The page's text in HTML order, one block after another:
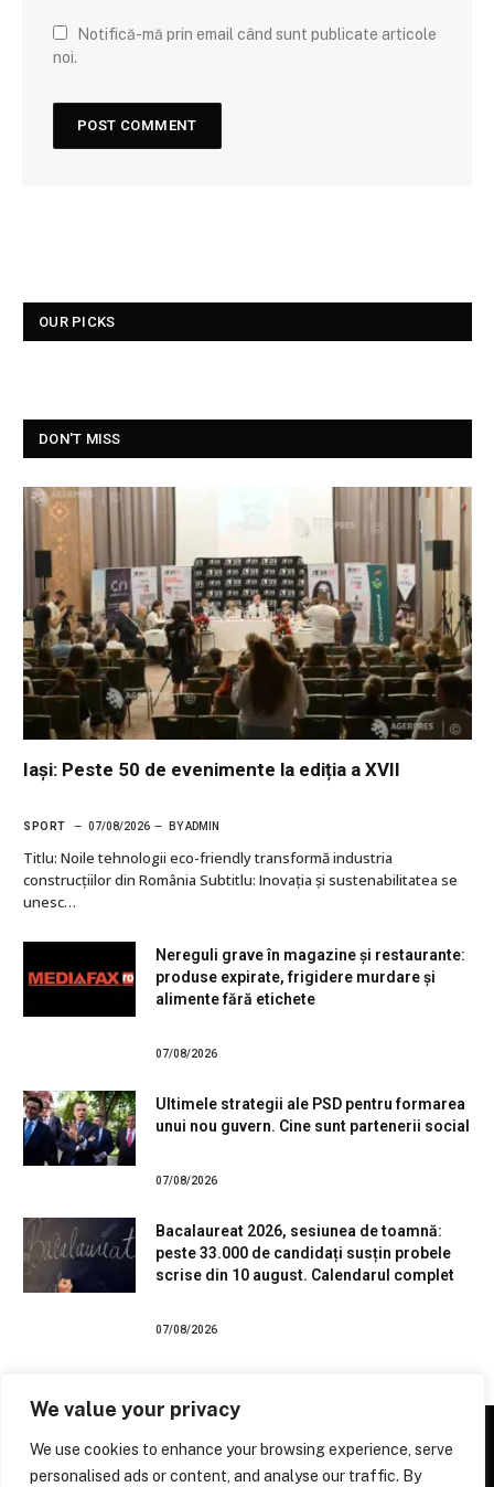
We value your privacy
We use cookies to enhance your browsing experience, serve
personalised ads or content, and analyse our traffic. By
Notifică-mă prin email când sunt publicate articole
noi.
OUR PICKS
DON'T MISS
Iași: Peste 50 de evenimente la ediția a XVII
SPORT 07/08/2026 BY ADMIN
Titlu: Noile tehnologii eco-friendly transformă industria
construcțiilor din România Subtitlu: Inovația și sustenabilitatea se
unesc…
Nereguli grave în magazine și restaurante:
produse expirate, frigidere murdare și
alimente fără etichete
07/08/2026
Ultimele strategii ale PSD pentru formarea
unui nou guvern. Cine sunt partenerii social
07/08/2026
Bacalaureat 2026, sesiunea de toamnă:
peste 33.000 de candidați susțin probele
scrise din 10 august. Calendarul complet
07/08/2026